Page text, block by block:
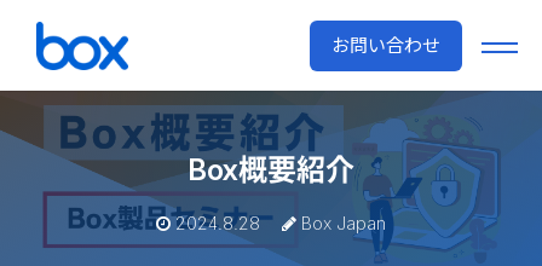
お問い合わせ
Box概要紹介
2024.8.28 Box Japan